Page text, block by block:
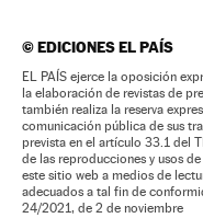
©EDICIONES EL PAÍS
EL PAÍS ejerce la oposición
la elaboración de revistas de
también realiza la reserva
comunicación pública de sus
prevista en el artículo 33.1 del
de las reproducciones y usos
este sitio web a medios de
adecuados a tal fin de
24/2021, de 2 de noviembre